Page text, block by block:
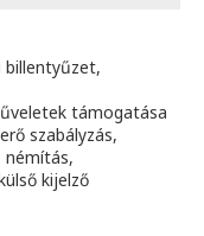
billentyűzet,
támogatása
szabályzás,
némítás,
kijelző